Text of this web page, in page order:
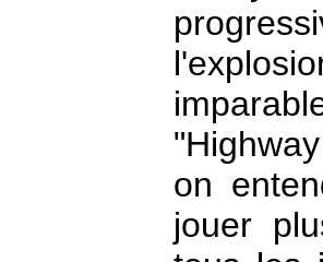
on
jouer